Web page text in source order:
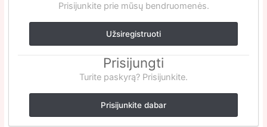
Prisijunkite prie mūsų bendruomenės.
Užsiregistruoti
Prisijungti
Turite paskyrą? Prisijunkite.
Prisijunkite dabar